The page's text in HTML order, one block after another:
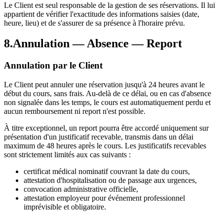
Le Client est seul responsable de la gestion de ses réservations. Il lui
appartient de vérifier l'exactitude des informations saisies (date,
heure, lieu) et de s'assurer de sa présence à l'horaire prévu.
8.Annulation — Absence — Report
Annulation par le Client
Le Client peut annuler une réservation jusqu'à 24 heures avant le
début du cours, sans frais. Au-delà de ce délai, ou en cas d'absence
non signalée dans les temps, le cours est automatiquement perdu et
aucun remboursement ni report n'est possible.
À titre exceptionnel, un report pourra être accordé uniquement sur
présentation d'un justificatif recevable, transmis dans un délai
maximum de 48 heures après le cours. Les justificatifs recevables
sont strictement limités aux cas suivants :
certificat médical nominatif couvrant la date du cours,
attestation d'hospitalisation ou de passage aux urgences,
convocation administrative officielle,
attestation employeur pour événement professionnel
imprévisible et obligatoire.